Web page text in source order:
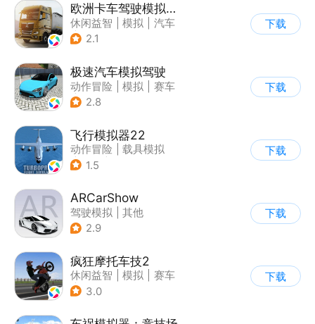
欧洲卡车驾驶模拟器3
休闲益智 模拟
汽车
| 写实
2.1
下载
极速汽车模拟驾驶
动作冒险 模拟
赛车
| 漂移
2.8
下载
飞行模拟器22
动作冒险
载具模拟
| 飞机
1.5
下载
ARCarShow
驾驶模拟
其他
2.9
下载
疯狂摩托车技2
休闲益智 模拟
赛车
| 写实
3.0
下载